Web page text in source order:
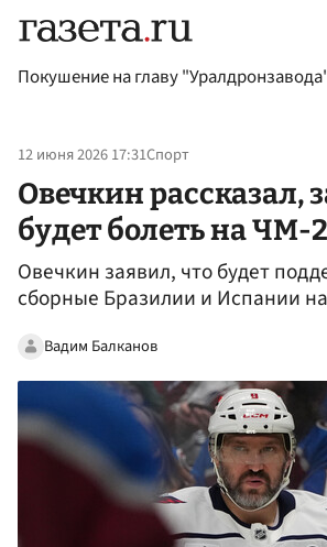
Покушение на главу
12 июня 2026 17:31Спорт
Овечкин рассказал,
будет болеть на ЧМ-
Овечкин заявил, что будет
сборные Бразилии и Испании
Вадим Балканов